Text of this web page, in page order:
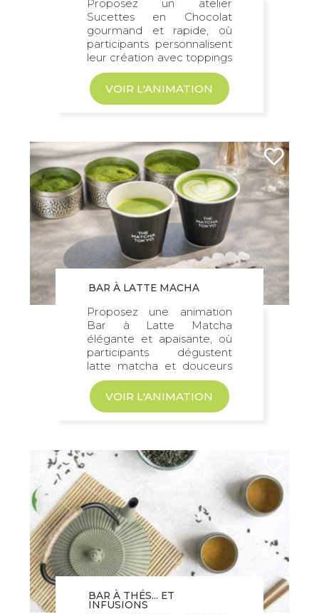
Proposez un atelier
Sucettes en Chocolat
gourmand et rapide, où
participants personnalisent
leur création avec toppings
au choix...
VOIR L'ANIMATION
BAR À LATTE MACHA
Proposez une animation
Bar à Latte Matcha
élégante et apaisante, où
participants dégustent
latte matcha et douceurs
gourmandes...
VOIR L'ANIMATION
BAR À THÉS... ET
INFUSIONS